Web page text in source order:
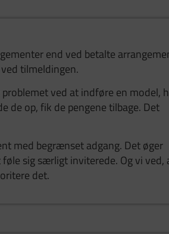
end ved betalte
tilmeldingen.
ved at indføre en model,
de op, fik de pengene tilbage. Det
med begrænset adgang. Det øger
sig særligt inviterede. Og vi ved,
det.